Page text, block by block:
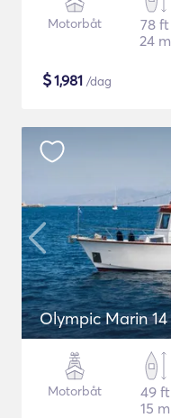
Motorbåt
78 ft
24 m
$1,981 /dag
Olympic Marin 14
Motorbåt
49 ft
15 m